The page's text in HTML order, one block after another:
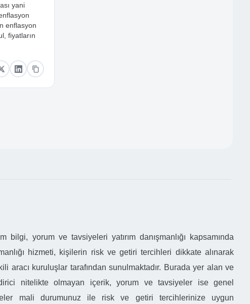
yani
enflasyon
fiyatların
bilgi, yorum ve tavsiyeleri yatırım danışmanlığı kapsamında
hizmeti, kişilerin risk ve getiri tercihleri dikkate alınarak
aracı kuruluşlar tarafından sunulmaktadır. Burada yer alan ve
nitelikte olmayan içerik, yorum ve tavsiyeler ise genel
mali durumunuz ile risk ve getiri tercihlerinize uygun